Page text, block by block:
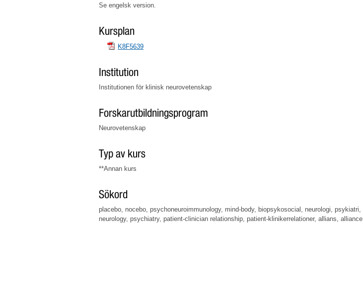
Se engelsk version.
Kursplan
K8F5639
Institution
Institutionen för klinisk neurovetenskap
Forskarutbildningsprogram
Neurovetenskap
Typ av kurs
**Annan kurs
Sökord
placebo, nocebo, psychoneuroimmunology, mind-body, biopsykosocial, neurologi, psykiatri,
neurology, psychiatry, patient-clinician relationship, patient-klinikerrelationer, allians, alliance